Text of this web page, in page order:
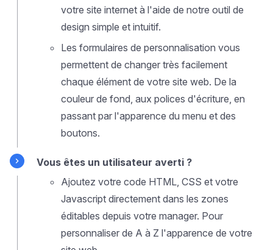
votre site internet à l'aide de notre outil de
design simple et intuitif.
Les formulaires de personnalisation vous
permettent de changer très facilement
chaque élément de votre site web. De la
couleur de fond, aux polices d'écriture, en
passant par l'apparence du menu et des
boutons.
Vous êtes un utilisateur averti ?
Ajoutez votre code HTML, CSS et votre
Javascript directement dans les zones
éditables depuis votre manager. Pour
personnaliser de A à Z l'apparence de votre